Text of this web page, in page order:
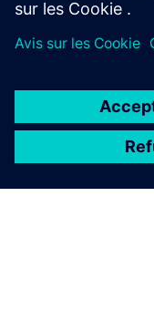
highest ratings or
technology insights
warranties,
publication,
fitness for a
Gartner, Inc. and/or